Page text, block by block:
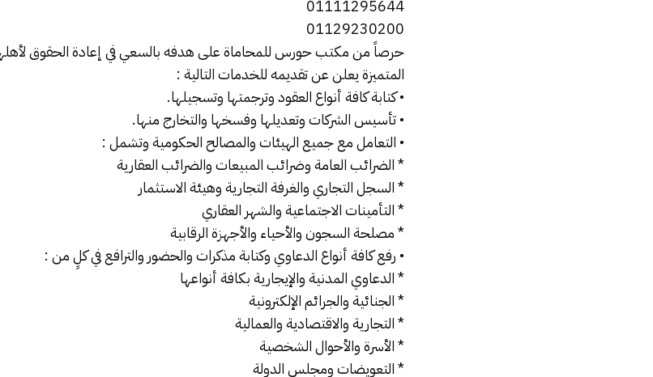
01111295644
01129230200
حرصاً من مكتب حورس للمحاماة على هدفه بالسعي في إعادة الحقوق لأهلها
المتميزة يعلن عن تقديمه للخدمات التالية :
• كتابة كافة أنواع العقود وترجمتها وتسجيلها.
• تأسيس الشركات وتعديلها وفسخها والتخارج منها.
• التعامل مع جميع الهيئات والمصالح الحكومية وتشمل :
* الضرائب العامة وضرائب المبيعات والضرائب العقارية
* السجل التجاري والغرفة التجارية وهيئة الاستثمار
* التأمينات الاجتماعية والشهر العقاري
* مصلحة السجون والأحياء والأجهزة الرقابية
• رفع كافة أنواع الدعاوي وكتابة مذكرات والحضور والترافع في كلٍ من :
* الدعاوي المدنية والإيجارية بكافة أنواعها
* الجنائية والجرائم الإلكترونية
* التجارية والاقتصادية والعمالية
* الأسرة والأحوال الشخصية
* التعويضات ومجلس الدولة